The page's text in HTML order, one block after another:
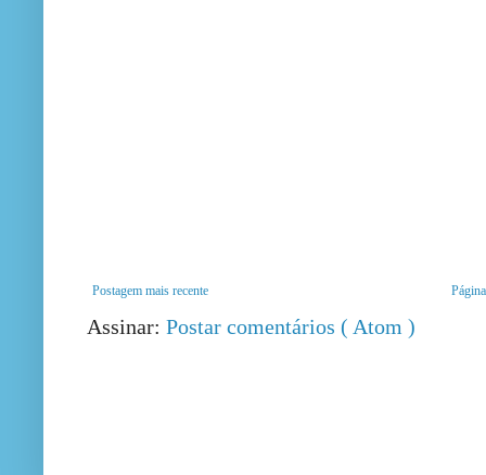
Postagem mais recente
Assinar: Postar comentários ( Atom )